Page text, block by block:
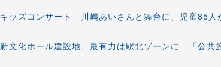
キッズコンサート 川嶋あいさんと舞台に、児童85
新文化ホール建設地、最有力は駅北ゾーンに 「公共